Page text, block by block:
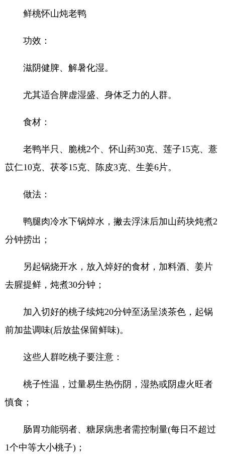
鲜桃怀山炖老鸭
功效：
滋阴健脾、解暑化湿。
尤其适合脾虚湿盛、身体乏力的人群。
食材：
老鸭半只、脆桃2个、怀山药30克、莲子15克、薏
苡仁10克、茯苓15克、陈皮3克、生姜6片。
做法：
鸭腿肉冷水下锅焯水，撇去浮沫后加山药块炖煮2
分钟捞出；
另起锅烧开水，放入焯好的食材，加料酒、姜片
去腥提鲜，炖煮30分钟；
加入切好的桃子续炖20分钟至汤呈淡茶色，起锅
前加盐调味(后放盐保留鲜味)。
这些人群吃桃子要注意：
桃子性温，过量易生热伤阴，湿热或阴虚火旺者
慎食；
肠胃功能弱者、糖尿病患者需控制量(每日不超过
1个中等大小桃子)；